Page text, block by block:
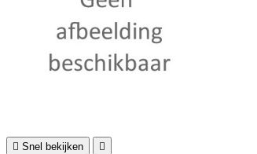
 Snel bekijken 